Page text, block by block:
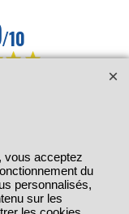
vous acceptez
du
personnalisés,
sur les